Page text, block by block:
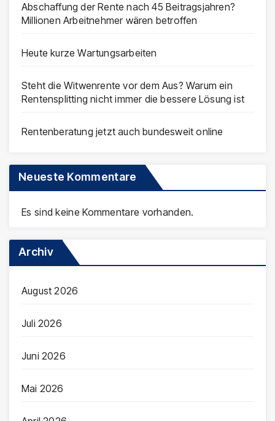
Abschaffung der Rente nach 45 Beitragsjahren?
Millionen Arbeitnehmer wären betroffen
Heute kurze Wartungsarbeiten
Steht die Witwenrente vor dem Aus? Warum ein
Rentensplitting nicht immer die bessere Lösung ist
Rentenberatung jetzt auch bundesweit online
Neueste Kommentare
Es sind keine Kommentare vorhanden.
Archiv
August 2026
Juli 2026
Juni 2026
Mai 2026